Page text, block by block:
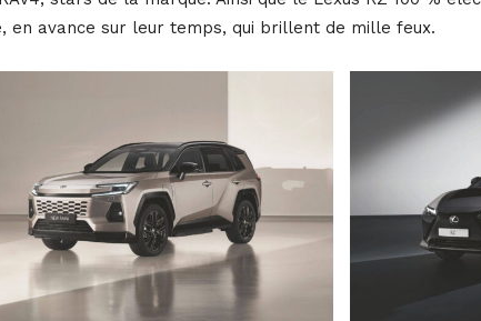
en avance sur leur temps, qui brillent de mille feux.